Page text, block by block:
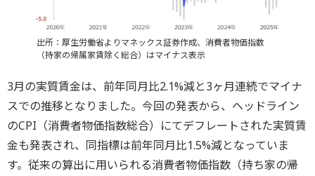
出所：厚生労働省よりマネックス証券作成、消費者物価指数
（持家の帰属家賃除く総合）はマイナス表示
3月の実質賃金は、前年同月比2.1%減と3ヶ月連続でマイナ
スでの推移となりました。今回の発表から、ヘッドライン
のCPI（消費者物価指数総合）にてデフレートされた実質賃
金も発表され、同指標は前年同月比1.5%減となっていま
す。従来の算出に用いられる消費者物価指数（持ち家の帰